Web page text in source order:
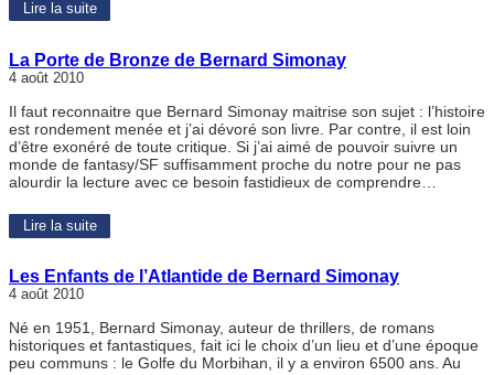
Lire la suite
La Porte de Bronze de Bernard Simonay
4 août 2010
Il faut reconnaitre que Bernard Simonay maitrise son sujet : l’histoire
est rondement menée et j’ai dévoré son livre. Par contre, il est loin
d’être exonéré de toute critique. Si j’ai aimé de pouvoir suivre un
monde de fantasy/SF suffisamment proche du notre pour ne pas
alourdir la lecture avec ce besoin fastidieux de comprendre…
Lire la suite
Les Enfants de l’Atlantide de Bernard Simonay
4 août 2010
Né en 1951, Bernard Simonay, auteur de thrillers, de romans
historiques et fantastiques, fait ici le choix d’un lieu et d’une époque
peu communs : le Golfe du Morbihan, il y a environ 6500 ans. Au